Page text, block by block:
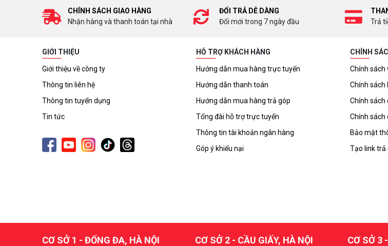
CHÍNH SÁCH GIAO HÀNG
Nhận hàng và thanh toán tại nhà
ĐỔI TRẢ DỄ DÀNG
Đổi mới trong 7 ngày đầu
Trả
GIỚI THIỆU
Giới thiệu về công ty
Thông tin liên hệ
Thông tin tuyển dụng
Tin tức
HỖ TRỢ KHÁCH HÀNG
Hướng dẫn mua hàng trực tuyến
Hướng dẫn thanh toán
Hướng dẫn mua hàng trả góp
Tổng đài hỗ trợ trực tuyến
Thông tin tài khoản ngân hàng
Góp ý khiếu nại
CHÍNH
Chính sách
Chính sách
Chính sách
Chính sách
Bảo mật
Tạo link trả
CƠ SỞ 1 - ĐỐNG ĐA, HÀ NỘI CƠ SỞ 2 - CẦU GIẤY, HÀ NỘI CƠ SỞ 3